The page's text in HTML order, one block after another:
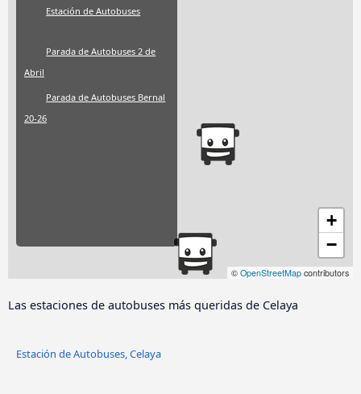
+
−
© OpenStreetMap contributors
Estación de Autobuses
Parada de Autobuses 2 de
Abril
Parada de Autobuses Bernal
20-26
Las estaciones de autobuses más queridas de Celaya
Estación de Autobuses, Celaya